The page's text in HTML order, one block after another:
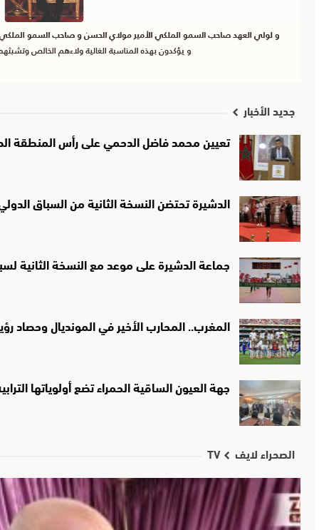
جديد الأخبار
تعيين محمد فاضل الدحمي على رأس المنطقة
الدشيرة تحتضن النسخة الثانية من السباق الدولي لـ10 كيلومترات تخليدًا
جماعة الدشيرة على موعد مع النسخة الثانية
المغرب.. المحارب الأخير في المونديال
جهة العيون الساقية الحمراء تضع أولوياتها
الصحراء لايف TV